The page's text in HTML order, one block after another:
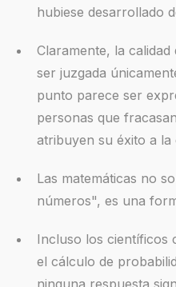
hubiese desarrollado
Claramente, la
ser juzgada
punto parece ser
personas que
atribuyen su éxito a la
Las matemáticas no
números", es una
Incluso los científicos
el cálculo de
ninguna respuesta